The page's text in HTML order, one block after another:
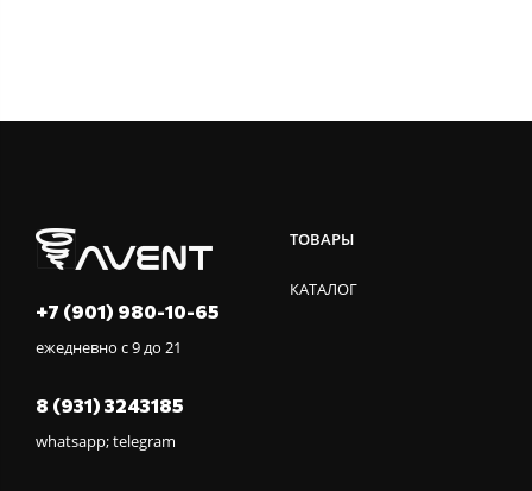
+7 (901) 980-10-65
ежедневно с 9 до 21
8 (931) 3243185
whatsapp; telegram
ТОВАРЫ
КАТАЛОГ